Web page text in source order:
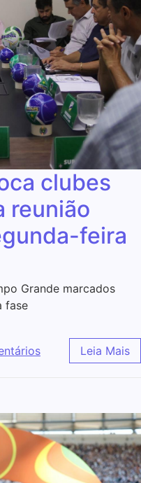
clubes
reunião
feira
Grande marcados
fase
Leia Mais